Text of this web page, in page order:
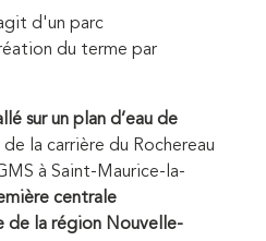
d'un parc
du terme par
sur un plan d’eau de
la carrière du Rochereau
à Saint-Maurice-la-
centrale
la région Nouvelle-